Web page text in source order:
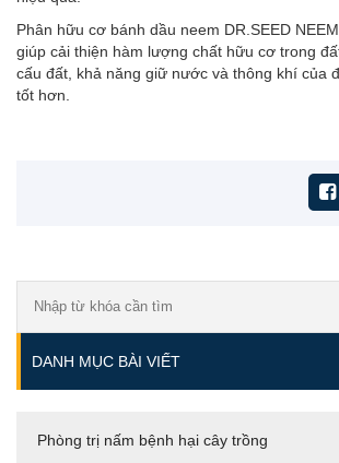
Phân hữu cơ bánh dầu neem DR.SEED
giúp cải thiện hàm lượng chất hữu cơ trong
cấu đất, khả năng giữ nước và thông khí của
tốt hơn.
DANH MỤC BÀI VIẾT
Phòng trị nấm bệnh hại cây trồng